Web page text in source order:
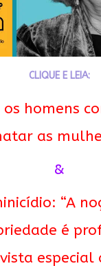
CLIQUE E LEIA:
os homens
as
&
“A
é
especial